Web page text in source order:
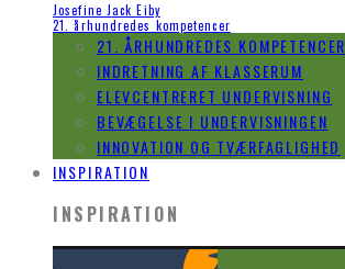
Josefine Jack Eiby
21. århundredes kompetencer
21. ÅRHUNDREDES KOMPETENCER
INDRETNING AF KLASSERUM
ELEVCENTRERET UNDERVISNING
BEVÆGELSE I UNDERVISNINGEN
INNOVATION OG TVÆRFAGLIGHED
INSPIRATION
INSPIRATION